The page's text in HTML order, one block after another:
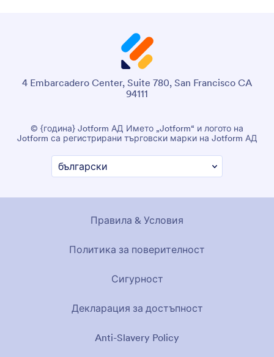
4 Embarcadero Center, Suite 780, San Francisco CA
94111
© {година} Jotform АД Името „Jotform“ и логото на
Jotform са регистрирани търговски марки на Jotform АД
Правила & Условия
Политика за поверителност
Сигурност
Декларация за достъпност
Anti-Slavery Policy